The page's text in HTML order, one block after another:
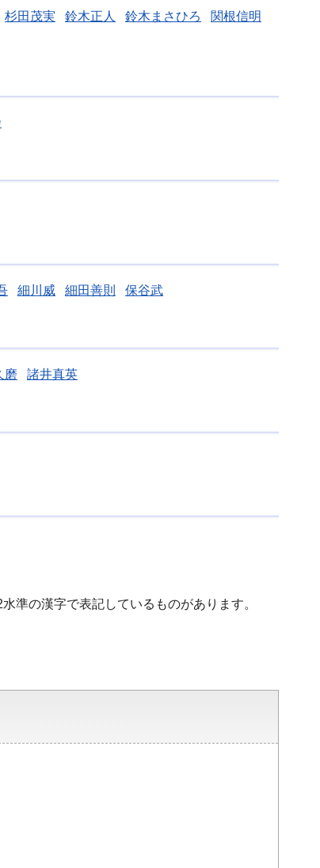
杉田茂実 鈴木正人 鈴木まさひろ
関根信明
細川威 細田善則 保谷武
磨 諸井真英
準の漢字で表記しているものがあります。